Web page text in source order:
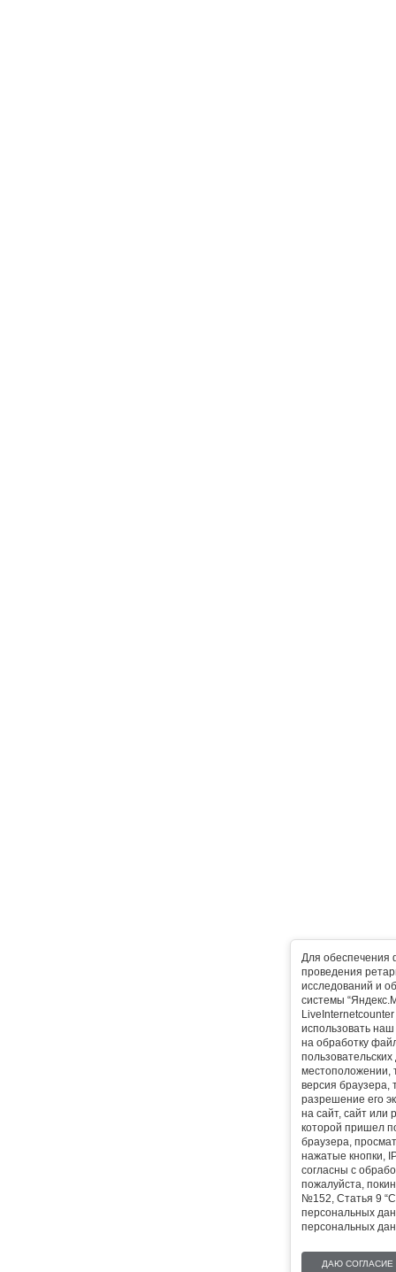
Для обеспечения
проведения
исследований и
системы
использовать
на обработку
местоположении,
версия браузера,
разрешение его
на сайт, сайт или
которой пришел
браузера,
нажатые кнопки,
согласны с
пожалуйста,
№152, Статья 9
персональных
персональных
ДАЮ СОГЛАСИЕ